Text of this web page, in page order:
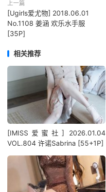
上一篇
[Ugirls爱尤物] 2018.06.01
No.1108 姜涵 欢乐水手服
[35P]
相关推荐
[IMISS爱蜜社] 2026.01.04
VOL.804 许诺Sabrina [55+1P]